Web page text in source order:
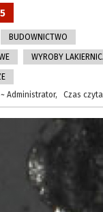
BUDOWNICTWO
WYROBY
Administrator, Czas